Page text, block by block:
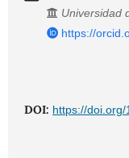
Universidad
https://
DOI: https://